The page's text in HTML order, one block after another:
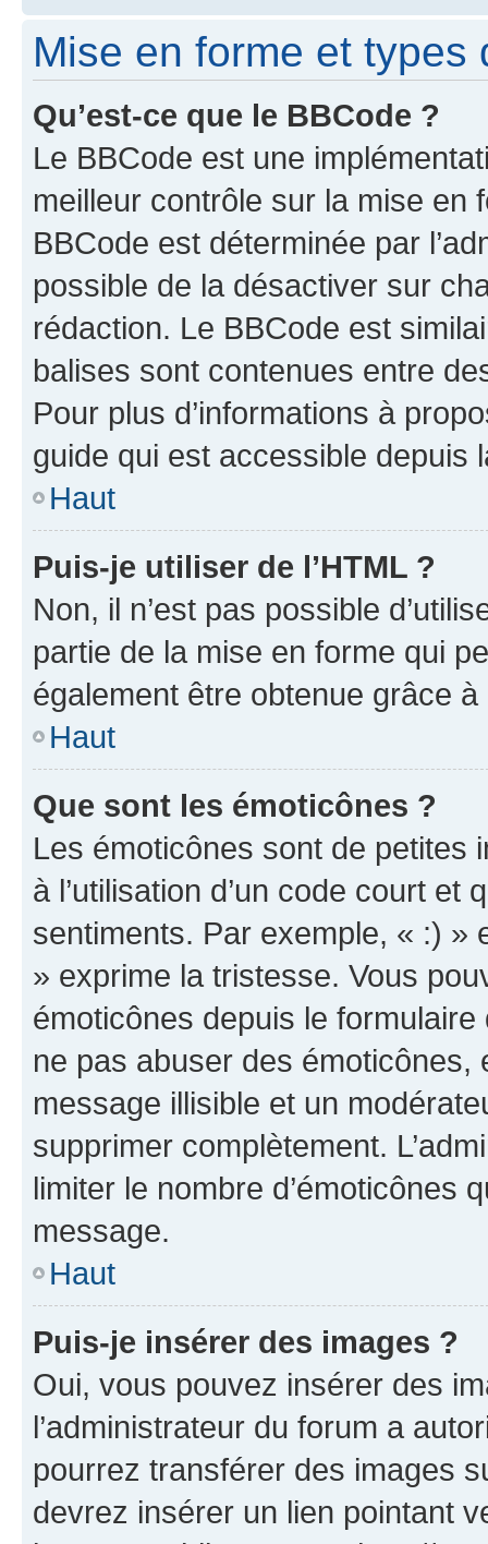
Mise en forme et types
Qu’est-ce que le BBCode ?
Le BBCode est une
meilleur contrôle sur la mise en
BBCode est déterminée par
possible de la désactiver sur
rédaction. Le BBCode est
balises sont contenues entre
Pour plus d’informations à
guide qui est accessible depuis
Haut
Puis-je utiliser de l’HTML ?
Non, il n’est pas possible
partie de la mise en forme qui
également être obtenue grâce à
Haut
Que sont les émoticônes ?
Les émoticônes sont de petites
à l’utilisation d’un code court et
sentiments. Par exemple, « :) »
» exprime la tristesse. Vous
émoticônes depuis le
ne pas abuser des
message illisible et un
supprimer complètement.
limiter le nombre d’émoticônes
message.
Haut
Puis-je insérer des images ?
Oui, vous pouvez insérer des
l’administrateur du forum a
pourrez transférer des images
devrez insérer un lien pointant